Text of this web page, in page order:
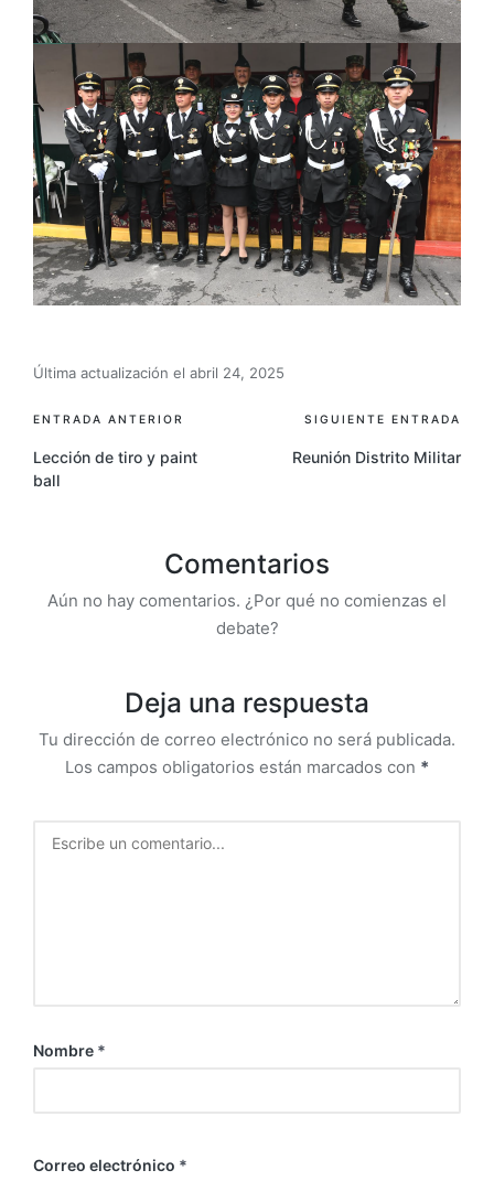
Última actualización el abril 24, 2025
ENTRADA ANTERIOR
Lección de tiro y paint
ball
SIGUIENTE ENTRADA
Reunión Distrito Militar
Comentarios
Aún no hay comentarios. ¿Por qué no comienzas el
debate?
Deja una respuesta
Tu dirección de correo electrónico no será publicada.
Los campos obligatorios están marcados con *
Nombre *
Correo electrónico *